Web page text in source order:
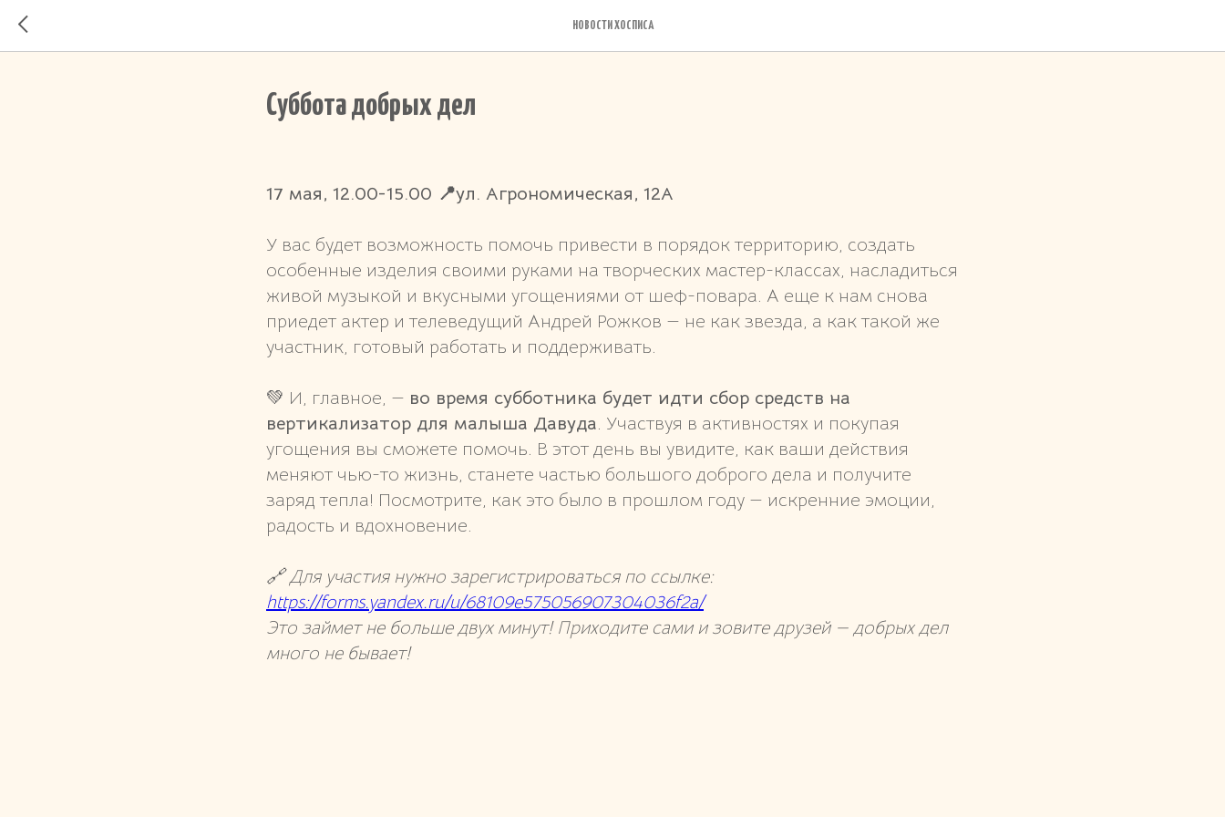
НОВОСТИ ХОСПИСА
Суббота добрых дел
17 мая, 12.00-15.00 📍ул. Агрономическая, 12А
У вас будет возможность помочь привести в порядок территорию, создать
особенные изделия своими руками на творческих мастер-классах, насладиться
живой музыкой и вкусными угощениями от шеф-повара. А еще к нам снова
приедет актер и телеведущий Андрей Рожков — не как звезда, а как такой же
участник, готовый работать и поддерживать.
💚 И, главное, — во время субботника будет идти сбор средств на
вертикализатор для малыша Давуда. Участвуя в активностях и покупая
угощения вы сможете помочь. В этот день вы увидите, как ваши действия
меняют чью-то жизнь, станете частью большого доброго дела и получите
заряд тепла! Посмотрите, как это было в прошлом году — искренние эмоции,
радость и вдохновение.
🔗 Для участия нужно зарегистрироваться по ссылке:
https://forms.yandex.ru/u/68109e575056907304036f2a/
Это займет не больше двух минут! Приходите сами и зовите друзей — добрых дел
много не бывает!